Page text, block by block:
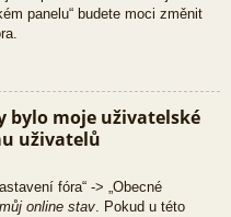
panelu“ budete moci změnit
bylo moje uživatelské
uživatelů
fóra“ -> „Obecné
online stav. Pokud u této